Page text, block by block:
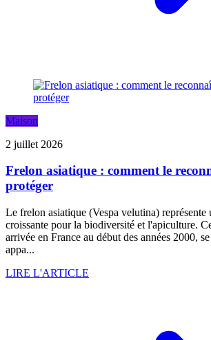
Maison
2 juillet 2026
Frelon asiatique : comment le
protéger
Le frelon asiatique (Vespa velutina) représente
croissante pour la biodiversité et l'apiculture.
arrivée en France au début des années 2000,
appa...
LIRE L'ARTICLE